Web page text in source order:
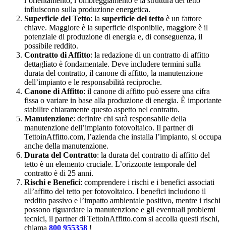
influiscono sulla produzione energetica.
Superficie del Tetto: la superficie del tetto è un fattore
chiave. Maggiore è la superficie disponibile, maggiore è il
potenziale di produzione di energia e, di conseguenza, il
possibile reddito.
Contratto di Affitto: la redazione di un contratto di affitto
dettagliato è fondamentale. Deve includere termini sulla
durata del contratto, il canone di affitto, la manutenzione
dell’impianto e le responsabilità reciproche.
Canone di Affitto: il canone di affitto può essere una cifra
fissa o variare in base alla produzione di energia. È importante
stabilire chiaramente questo aspetto nel contratto.
Manutenzione: definire chi sarà responsabile della
manutenzione dell’impianto fotovoltaico. Il partner di
TettoinAffitto.com, l’azienda che installa l’impianto, si occupa
anche della manutenzione.
Durata del Contratto: la durata del contratto di affitto del
tetto è un elemento cruciale. L’orizzonte temporale del
contratto è di 25 anni.
Rischi e Benefici: comprendere i rischi e i benefici associati
all’affitto del tetto per fotovoltaico. I benefici includono il
reddito passivo e l’impatto ambientale positivo, mentre i rischi
possono riguardare la manutenzione e gli eventuali problemi
tecnici, il partner di TettoinAffitto.com si accolla questi rischi,
chiama 800 955358 !